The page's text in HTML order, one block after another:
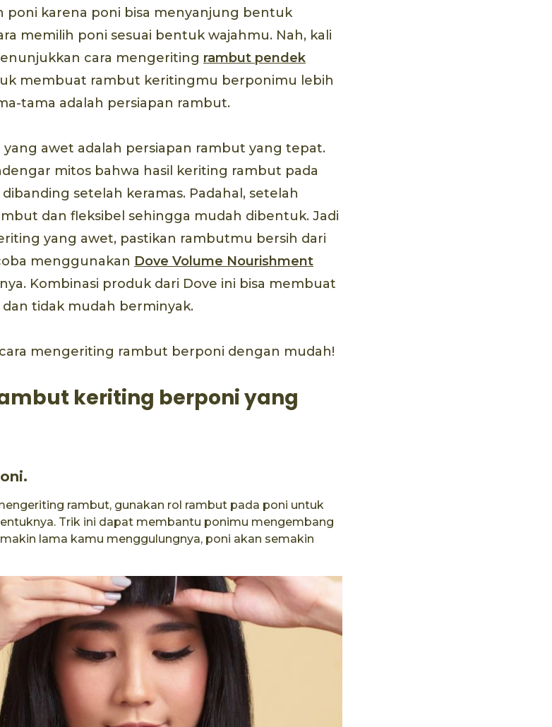
poni karena poni bisa menyanjung bentuk
memilih poni sesuai bentuk wajahmu. Nah, kali
cara mengeriting rambut pendek
membuat rambut keritingmu berponimu lebih
tama adalah persiapan rambut.
awet adalah persiapan rambut yang tepat.
mitos bahwa hasil keriting rambut pada
setelah keramas. Padahal, setelah
dan fleksibel sehingga mudah dibentuk. Jadi
yang awet, pastikan rambutmu bersih dari
menggunakan Dove Volume Nourishment
Kombinasi produk dari Dove ini bisa membuat
tidak mudah berminyak.
mengeriting rambut berponi dengan mudah!
keriting berponi yang
rambut, gunakan rol rambut pada poni untuk
Trik ini dapat membantu ponimu mengembang
lama kamu menggulungnya, poni akan semakin